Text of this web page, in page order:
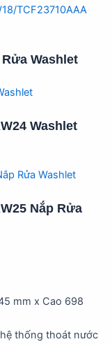
Rửa Washlet
Washlet
Nắp Rửa
mm x Cao 698
thống thoát nước